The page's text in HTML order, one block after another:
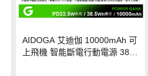
AIDOGA 艾迪伽 10000mAh 可
上飛機 智能斷電行動電源 38.5